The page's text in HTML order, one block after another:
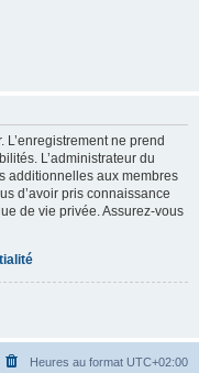
ne prend
L’administrateur du
additionnelles aux membres
d’avoir pris connaissance
de vie privée. Assurez-vous
Heures au format UTC+02:00